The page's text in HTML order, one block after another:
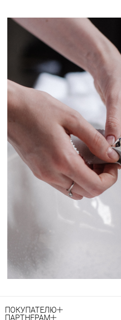
ПОКУПАТЕЛЮ
ПАРТНЕРАМ